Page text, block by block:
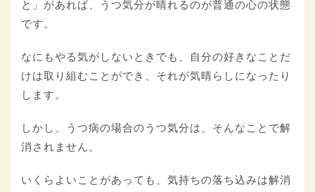
と」があれば、うつ気分が晴れるのが普通の心の状態
です。
なにもやる気がしないときでも、自分の好きなことだ
けは取り組むことができ、それが気晴らしになったり
します。
しかし、うつ病の場合のうつ気分は、そんなことで解
消されません。
いくらよいことがあっても、気持ちの落ち込みは解消